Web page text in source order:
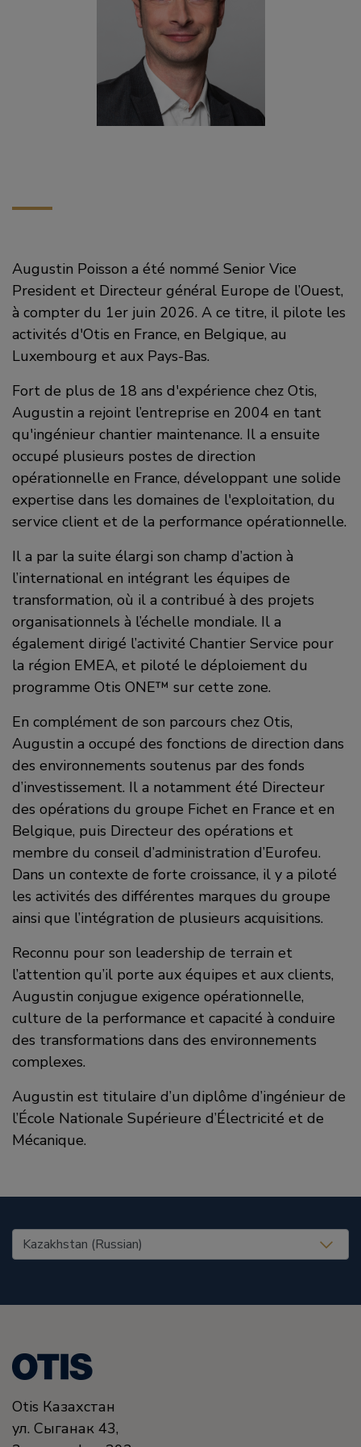
Augustin Poisson a été nommé Senior Vice
President et Directeur général Europe de l’Ouest,
à compter du 1er juin 2026. A ce titre, il pilote les
activités d'Otis en France, en Belgique, au
Luxembourg et aux Pays-Bas.
Fort de plus de 18 ans d'expérience chez Otis,
Augustin a rejoint l’entreprise en 2004 en tant
qu'ingénieur chantier maintenance. Il a ensuite
occupé plusieurs postes de direction
opérationnelle en France, développant une solide
expertise dans les domaines de l'exploitation, du
service client et de la performance opérationnelle.
Il a par la suite élargi son champ d’action à
l’international en intégrant les équipes de
transformation, où il a contribué à des projets
organisationnels à l’échelle mondiale. Il a
également dirigé l’activité Chantier Service pour
la région EMEA, et piloté le déploiement du
programme Otis ONE™ sur cette zone.
En complément de son parcours chez Otis,
Augustin a occupé des fonctions de direction dans
des environnements soutenus par des fonds
d’investissement. Il a notamment été Directeur
des opérations du groupe Fichet en France et en
Belgique, puis Directeur des opérations et
membre du conseil d’administration d’Eurofeu.
Dans un contexte de forte croissance, il y a piloté
les activités des différentes marques du groupe
ainsi que l’intégration de plusieurs acquisitions.
Reconnu pour son leadership de terrain et
l’attention qu’il porte aux équipes et aux clients,
Augustin conjugue exigence opérationnelle,
culture de la performance et capacité à conduire
des transformations dans des environnements
complexes.
Augustin est titulaire d’un diplôme d’ingénieur de
l’École Nationale Supérieure d’Électricité et de
Mécanique.
United States (EN)
Otis Казахстан
ул. Сыганак 43,